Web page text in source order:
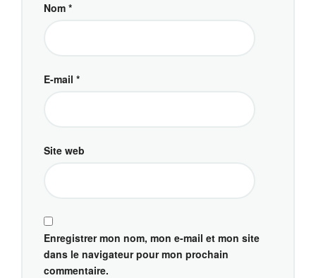
Nom *
E-mail *
Site web
Enregistrer mon nom, mon e-mail et mon site
dans le navigateur pour mon prochain
commentaire.